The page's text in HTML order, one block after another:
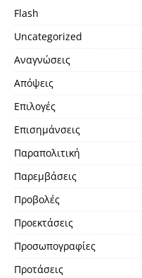
Flash
Uncategorized
Αναγνώσεις
Απόψεις
Επιλογές
Επισημάνσεις
Παραπολιτική
Παρεμβάσεις
Προβολές
Προεκτάσεις
Προσωπογραφίες
Προτάσεις